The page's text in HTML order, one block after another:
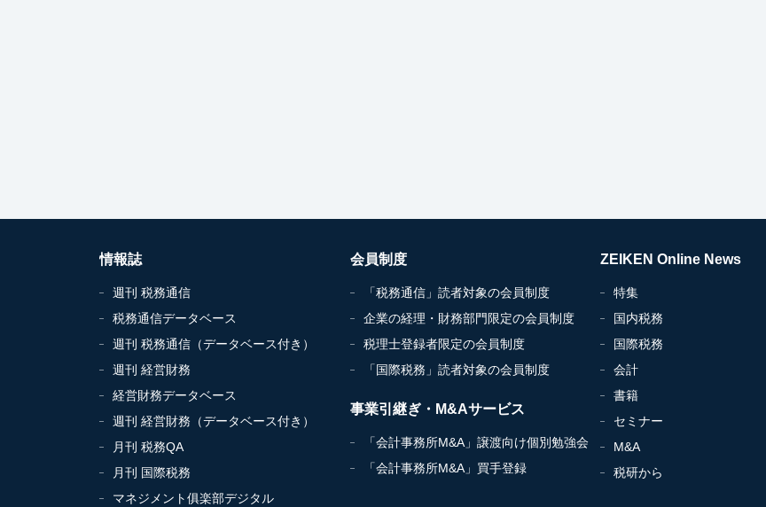
情報誌
週刊 税務通信
税務通信データベース
週刊 税務通信（データベース付き）
週刊 経営財務
経営財務データベース
週刊 経営財務（データベース付き）
月刊 税務QA
月刊 国際税務
マネジメント俱楽部デジタル
会員制度
「税務通信」読者対象の会員制度
企業の経理・財務部門限定の会員制度
税理士登録者限定の会員制度
「国際税務」読者対象の会員制度
事業引継ぎ・M&Aサービス
「会計事務所M&A」譲渡向け個別勉強会
「会計事務所M&A」買手登録
ZEIKEN Online News
特集
国内税務
国際税務
会計
書籍
セミナー
M&A
税研から